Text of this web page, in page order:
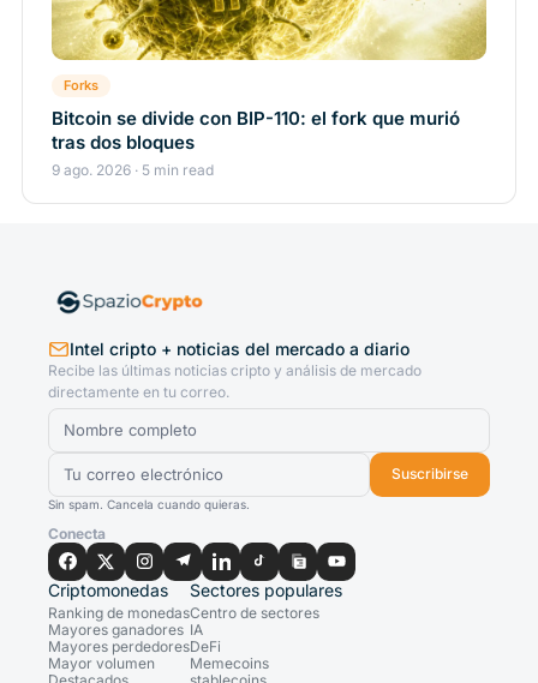
Forks
Bitcoin se divide con BIP-110: el fork que murió
tras dos bloques
9 ago. 2026 · 5 min read
Intel cripto + noticias del mercado a diario
Recibe las últimas noticias cripto y análisis de mercado
directamente en tu correo.
Suscribirse
Sin spam. Cancela cuando quieras.
Conecta
Criptomonedas
Ranking de monedas
Mayores ganadores
Mayores perdedores
Mayor volumen
Sectores populares
Centro de sectores
IA
DeFi
Memecoins